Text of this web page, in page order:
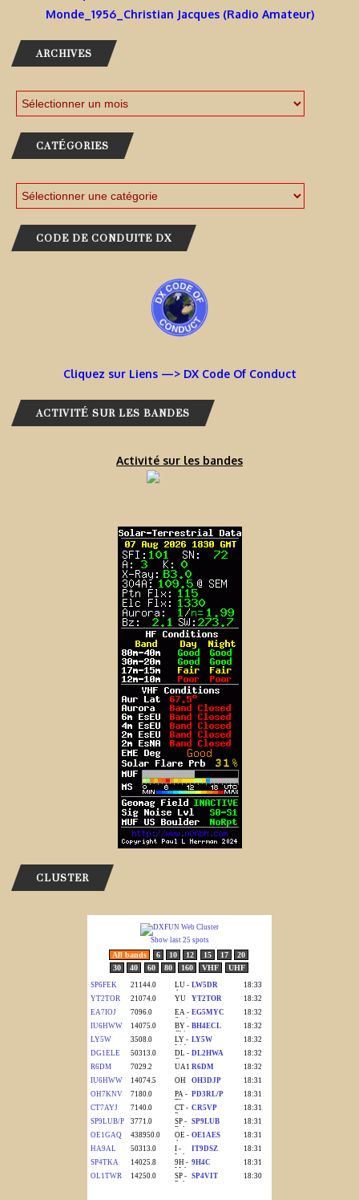
Monde_1956_Christian Jacques (Radio Amateur)
ARCHIVES
CATÉGORIES
CODE DE CONDUITE DX
Cliquez sur Liens —> DX Code Of Conduct
ACTIVITÉ SUR LES BANDES
Activité sur les bandes
CLUSTER